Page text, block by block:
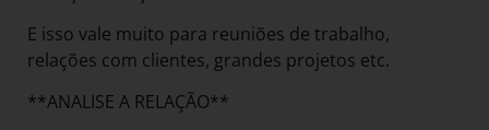
E isso vale muito para reuniões de trabalho,
relações com clientes, grandes projetos etc.
**ANALISE A RELAÇÃO**